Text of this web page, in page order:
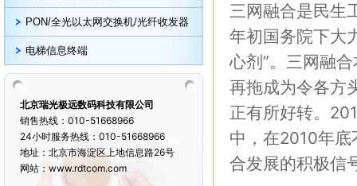
PON/全光以太网交换机/光纤收发器
电梯信息终端
北京瑞光极远数码科技有限公司
销售热线：010-51668966
24小时服务热线：010-51668966
地址：北京市海淀区上地信息路26号
网站：www.rdtcom.com
三网融合是民生
年初国务院下大
心剂”。三网融
再拖成为令各方
正有所好转。
中，在2010年
合发展的积极信